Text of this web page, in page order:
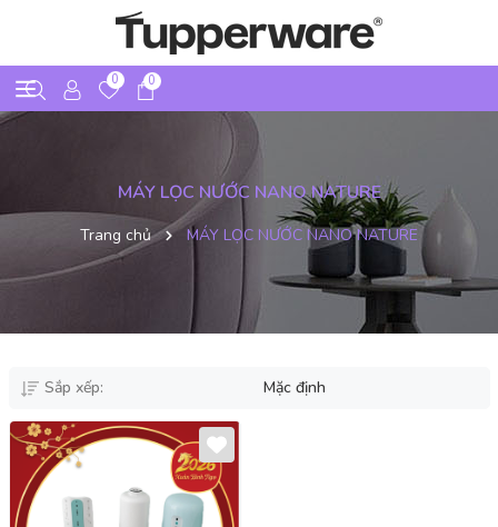
0 0
MÁY LỌC NƯỚC NANO NATURE
Trang chủ MÁY LỌC NƯỚC NANO NATURE
Sắp xếp: Mặc định